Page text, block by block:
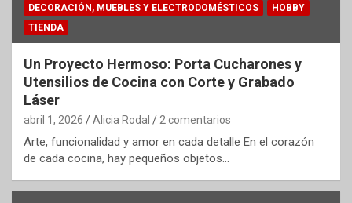
DECORACIÓN, MUEBLES Y ELECTRODOMÉSTICOS
HOBBY
TIENDA
Un Proyecto Hermoso: Porta Cucharones y
Utensilios de Cocina con Corte y Grabado
Láser
abril 1, 2026 Alicia Rodal 2 comentarios
Arte, funcionalidad y amor en cada detalle En el corazón
de cada cocina, hay pequeños objetos…